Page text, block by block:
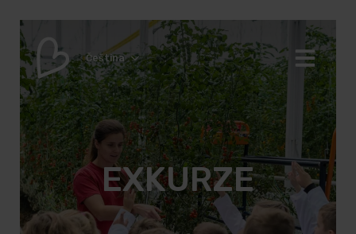
Čeština
EXKURZE